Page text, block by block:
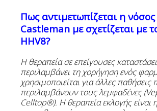
Πως αντιμετωπίζεται η
Castleman με σχετίζεται με
HHV8?
Η θεραπεία σε επείγουσες
περιλαμβάνει τη χορήγηση ενός
χρησιμοποιείται για άλλες παθήσεις
περιλαμβάνουν τουςλεμφαδένες
Celltop®). H θεραπεία εκλογής είναι η